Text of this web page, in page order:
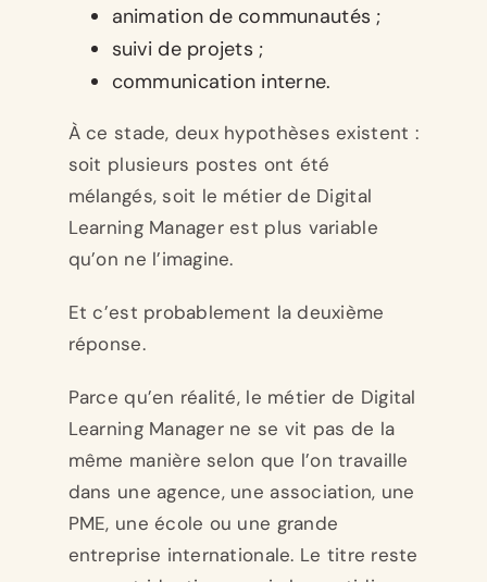
animation de communautés ;
suivi de projets ;
communication interne.
À ce stade, deux hypothèses existent :
soit plusieurs postes ont été
mélangés, soit le métier de Digital
Learning Manager est plus variable
qu’on ne l’imagine.
Et c’est probablement la deuxième
réponse.
Parce qu’en réalité, le métier de Digital
Learning Manager ne se vit pas de la
même manière selon que l’on travaille
dans une agence, une association, une
PME, une école ou une grande
entreprise internationale. Le titre reste